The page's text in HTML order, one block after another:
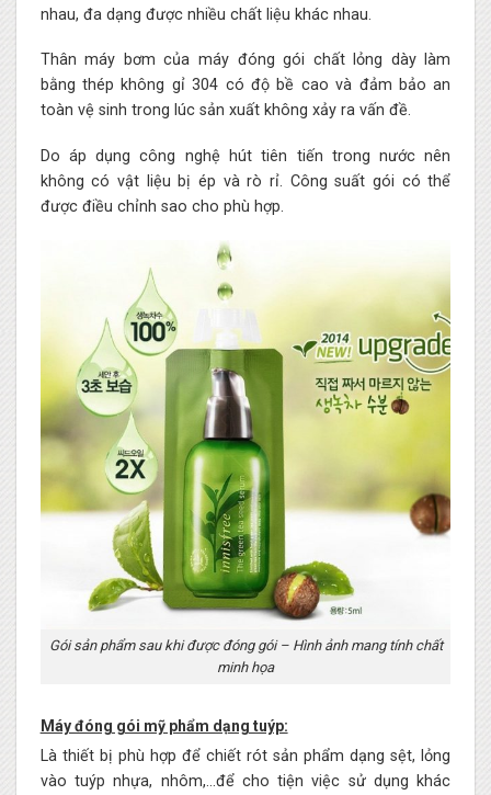
nhau, đa dạng được nhiều chất liệu khác nhau.
Thân máy bơm của máy đóng gói chất lỏng dày làm
bằng thép không gỉ 304 có độ bề cao và đảm bảo an
toàn vệ sinh trong lúc sản xuất không xảy ra vấn đề.
Do áp dụng công nghệ hút tiên tiến trong nước nên
không có vật liệu bị ép và rò rỉ. Công suất gói có thể
được điều chỉnh sao cho phù hợp.
Gói sản phẩm sau khi được đóng gói – Hình ảnh mang tính chất
minh họa
Máy đóng gói mỹ phẩm dạng tuýp:
Là thiết bị phù hợp để chiết rót sản phẩm dạng sệt, lỏng
vào tuýp nhựa, nhôm,…để cho tiện việc sử dụng khác